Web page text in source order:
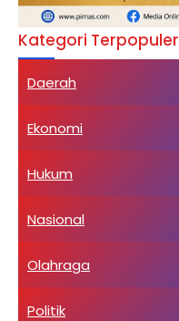
Kategori Terpopuler
Daerah
Ekonomi
Hukum
Nasional
Olahraga
Politik